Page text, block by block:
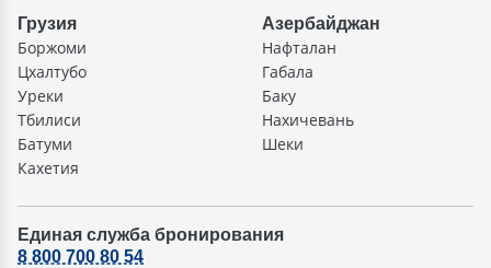
Грузия
Боржоми
Цхалтубо
Уреки
Тбилиси
Батуми
Кахетия
Азербайджан
Нафталан
Габала
Баку
Нахичевань
Шеки
Единая служба бронирования
8 800 700 80 54